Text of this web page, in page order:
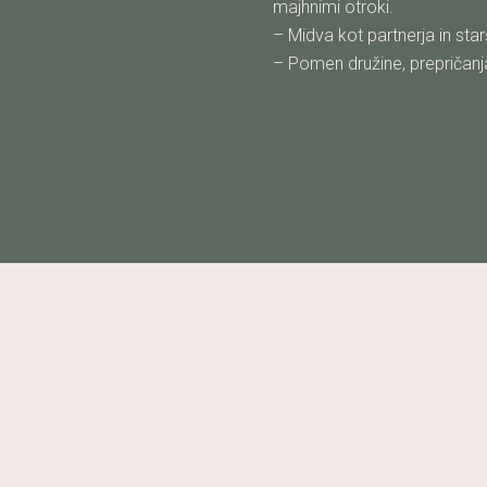
majhnimi otroki.
– Midva kot partnerja in
– Pomen družine,